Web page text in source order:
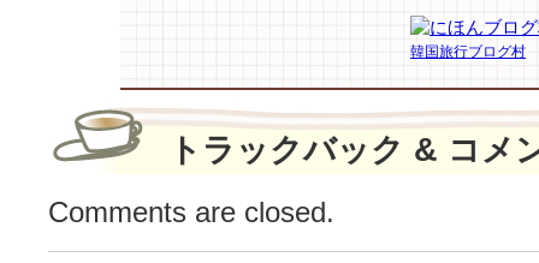
く
「靴
を
履
せ
韓国旅行ブログ村
トラックバック & コメ
Comments are closed.